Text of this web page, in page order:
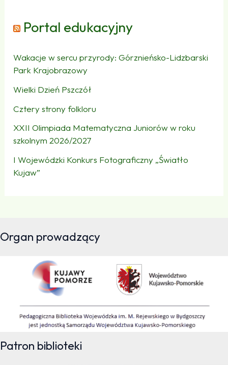
Portal edukacyjny
Wakacje w sercu przyrody: Górznieńsko-Lidzbarski
Park Krajobrazowy
Wielki Dzień Pszczół
Cztery strony folkloru
XXII Olimpiada Matematyczna Juniorów w roku
szkolnym 2026/2027
I Wojewódzki Konkurs Fotograficzny „Światło
Kujaw”
Organ prowadzący
Patron biblioteki